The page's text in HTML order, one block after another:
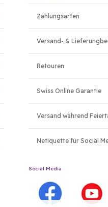
Zahlungsarten
Versand- &
Retouren
Swiss Online Garantie
Versand während
Netiquette für Social
Social Media